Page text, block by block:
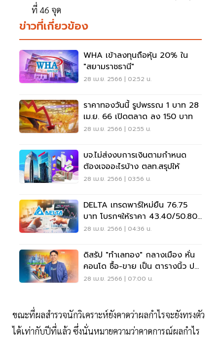
ที่ 46 จุด
ข่าวที่เกี่ยวข้อง
WHA เข้าลงทุนถือหุ้น 20% ใน
"สยามราชธานี"
28 เม.ย. 2566 | 02:52 น.
ราคาทองวันนี้ รูปพรรณ 1 บาท 28
เม.ย. 66 เปิดตลาด ลง 150 บาท
28 เม.ย. 2566 | 02:55 น.
บจ.ไม่ส่งงบการเงินตามกำหนด
ต้องเจออะไรบ้าง ตลท.สรุปให้
28 เม.ย. 2566 | 03:56 น.
DELTA เทรดพาร์ใหม่ยืน 76.75
บาท โบรกฯให้ราคา 43.40/50.80
บาท
28 เม.ย. 2566 | 04:36 น.
ดิสรัป "ทำเลทอง" กลางเมือง หั่น
คอนโด ซื้อ-ขาย เป็น ตารางนิ้ว ปฎิ
วัติอสังหาไทย
28 เม.ย. 2566 | 07:00 น.
ขณะที่ผลสำรวจนักวิเคราะห์ยังคาดว่าผลกำไรจะยังทรงตัว
ได้เท่ากับปีที่แล้ว ซึ่งนั่นหมายความว่าคาดการณ์ผลกำไร